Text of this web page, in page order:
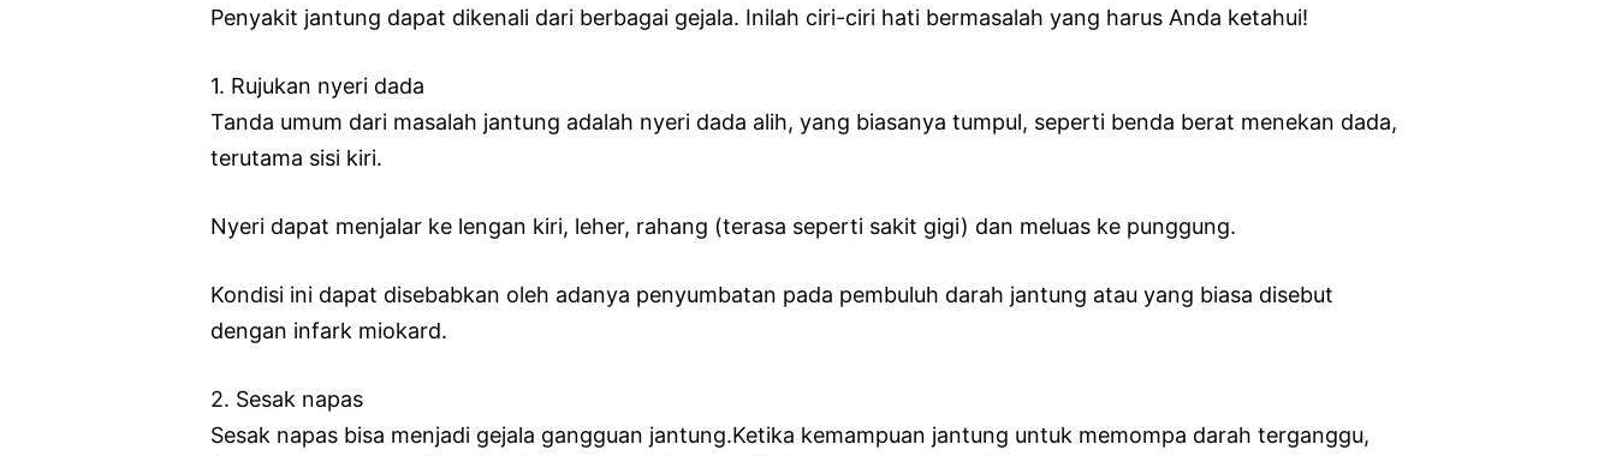
Penyakit jantung dapat dikenali dari berbagai gejala. Inilah ciri-ciri hati bermasalah yang harus Anda ketahui!
1. Rujukan nyeri dada
Tanda umum dari masalah jantung adalah nyeri dada alih, yang biasanya tumpul, seperti benda berat menekan dada,
terutama sisi kiri.
Nyeri dapat menjalar ke lengan kiri, leher, rahang (terasa seperti sakit gigi) dan meluas ke punggung.
Kondisi ini dapat disebabkan oleh adanya penyumbatan pada pembuluh darah jantung atau yang biasa disebut
dengan infark miokard.
2. Sesak napas
Sesak napas bisa menjadi gejala gangguan jantung.Ketika kemampuan jantung untuk memompa darah terganggu,